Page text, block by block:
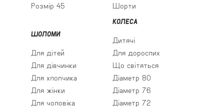
Розмір 45
Шорти
ШОЛОМИ
Для дітей
Для дівчинки
Для хлопчика
Для жінки
Для чоловіка
КОЛЕСА
Дитячі
Для дорослих
Що світяться
Діаметр 80
Діаметр 76
Діаметр 72